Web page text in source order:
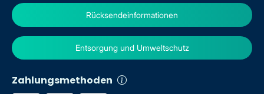
Zahlungsmethoden
Rücksendeinformationen
Entsorgung und Umweltschutz